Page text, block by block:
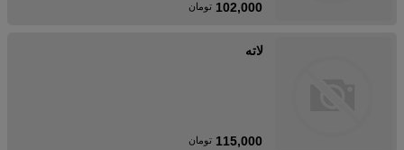
102,000 تومان
لاته
115,000 تومان